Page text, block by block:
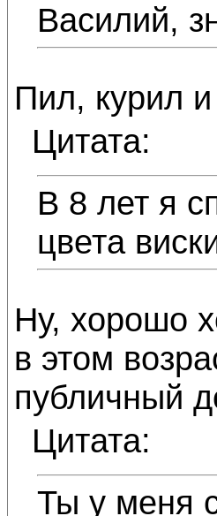
Василий,
Пил, курил
Цитата:
В 8 лет я
цвета
Ну, хорошо
в этом
публичный
Цитата:
Ты у меня